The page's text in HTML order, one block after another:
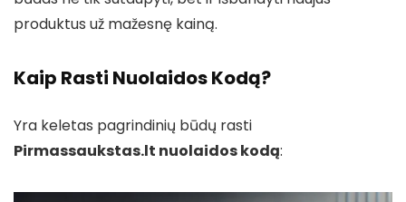
produktus už mažesnę kainą.
Kaip Rasti Nuolaidos Kodą?
Yra keletas pagrindinių būdų rasti
Pirmassaukstas.lt nuolaidos kodą: